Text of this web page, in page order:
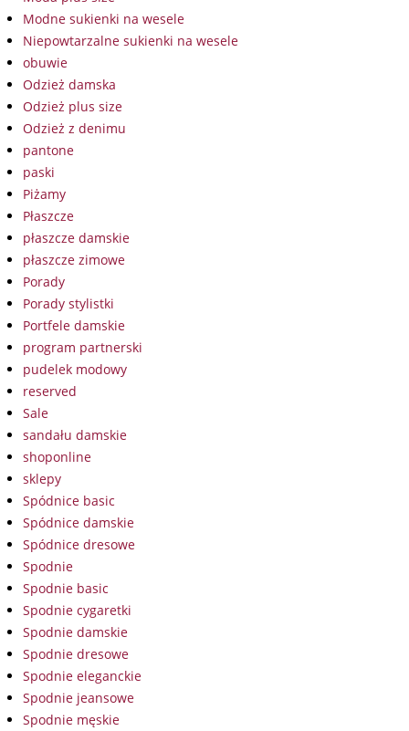
Modne sukienki na wesele
Niepowtarzalne sukienki na wesele
obuwie
Odzież damska
Odzież plus size
Odzież z denimu
pantone
paski
Piżamy
Płaszcze
płaszcze damskie
płaszcze zimowe
Porady
Porady stylistki
Portfele damskie
program partnerski
pudelek modowy
reserved
Sale
sandału damskie
shoponline
sklepy
Spódnice basic
Spódnice damskie
Spódnice dresowe
Spodnie
Spodnie basic
Spodnie cygaretki
Spodnie damskie
Spodnie dresowe
Spodnie eleganckie
Spodnie jeansowe
Spodnie męskie